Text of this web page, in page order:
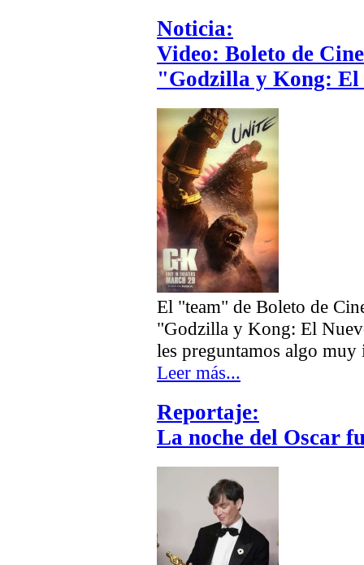
Noticia:
Video: Boleto de
"Godzilla y Kong:
El "team" de Boleto de
"Godzilla y Kong: El
les preguntamos algo muy
Leer más...
Reportaje:
La noche del Oscar